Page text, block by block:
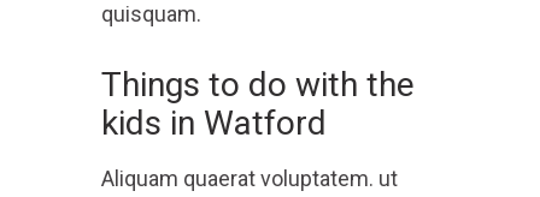
quisquam.
Things to do with the
kids in Watford
Aliquam quaerat voluptatem. ut